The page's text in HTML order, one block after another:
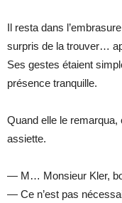
Il resta dans
surpris de la trouver…
Ses gestes étaient
présence tranquille.
Quand elle le
assiette.
— M… Monsieur Kler,
— Ce n’est pas